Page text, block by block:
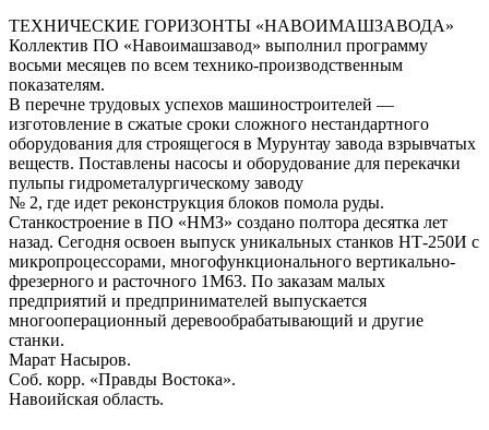
ТЕХНИЧЕСКИЕ ГОРИЗОНТЫ «НАВОИМАШЗАВОДА»
Коллектив ПО «Навоимашзавод» выполнил программу
восьми месяцев по всем технико-производственным
показателям.
В перечне трудовых успехов машиностроителей —
изготовление в сжатые сроки сложного нестандартного
оборудования для строящегося в Мурунтау завода взрывчатых
веществ. Поставлены насосы и оборудование для перекачки
пульпы гидрометалургическому заводу
№ 2, где идет реконструкция блоков помола руды.
Станкостроение в ПО «НМЗ» создано полтора десятка лет
назад. Сегодня освоен выпуск уникальных станков НТ-250И с
микропроцессорами, многофункционального вертикально-
фрезерного и расточного 1М63. По заказам малых
предприятий и предпринимателей выпускается
многооперационный деревообрабатывающий и другие
станки.
Марат Насыров.
Соб. корр. «Правды Востока».
Навоийская область.